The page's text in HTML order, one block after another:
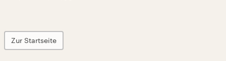
Zur Startseite